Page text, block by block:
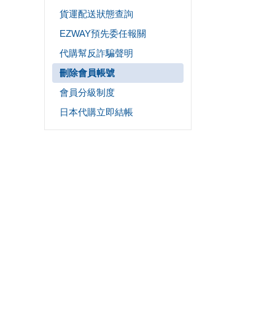
貨運配送狀態查詢
EZWAY預先委任報關
代購幫反詐騙聲明
刪除會員帳號
會員分級制度
日本代購立即結帳